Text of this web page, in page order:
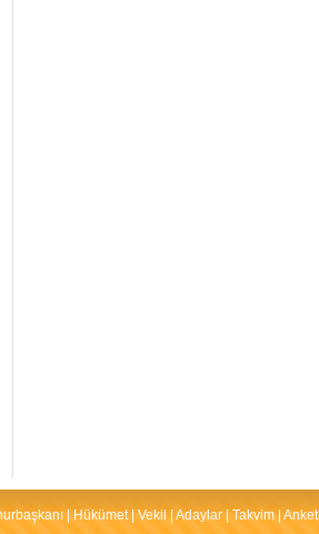
Hükümet| Vekil Adaylar Takvim Anket